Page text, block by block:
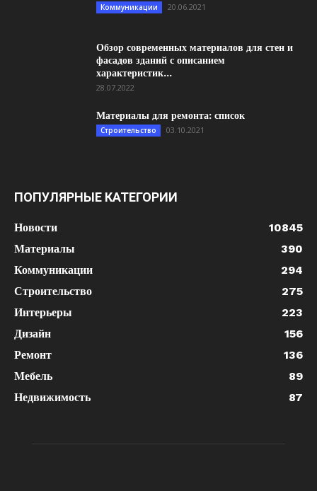
Коммуникации 20.06.2021
Обзор современных материалов для стен и
фасадов зданий с описанием
характеристик...
28.07.2022
Материалы для ремонта: список
Строительство 03.10.2021
ПОПУЛЯРНЫЕ КАТЕГОРИИ
Новости
10845
Материалы
390
Коммуникации
294
Строительство
275
Интерьеры
223
Дизайн
156
Ремонт
136
Мебель
89
Недвижимость
87